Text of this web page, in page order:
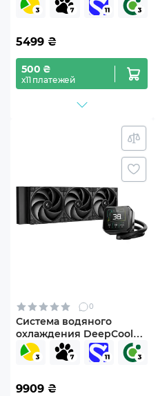
BKDSNC-G-1)
5499 ₴
500 ₴
х11 платежей
0
Система водяного
охлаждения DeepCool
Spartacus 360 Black (R-
SPT360-BKDSMP-G-1)
9909 ₴